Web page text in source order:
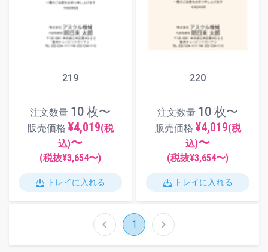
219
注文数量 10 枚〜
販売価格 ¥4,019(税
込)〜
(税抜¥3,654〜)
トレイに入れる
220
注文数量 10 枚〜
販売価格 ¥4,019(税
込)〜
(税抜¥3,654〜)
トレイに入れる
chevron_left 1 chevron_right